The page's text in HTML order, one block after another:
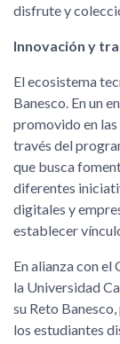
disfrute y
Innovación y
El ecosistema
Banesco. En un
promovido en las
través del
que busca
diferentes
digitales y
establecer
En alianza con
la Universidad
su Reto
los estudiantes